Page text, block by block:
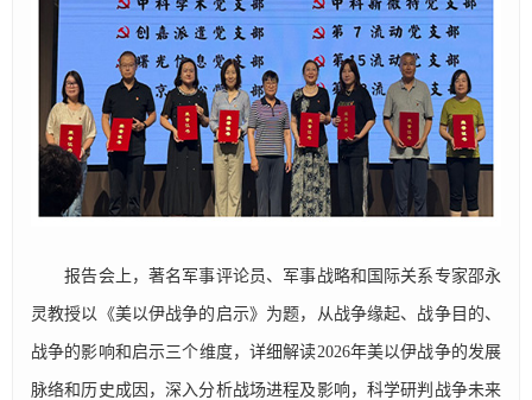
报告会上，著名军事评论员、军事战略和国际关系专家邵永
灵教授以《美以伊战争的启示》为题，从战争缘起、战争目的、
战争的影响和启示三个维度，详细解读2026年美以伊战争的发展
脉络和历史成因，深入分析战场进程及影响，科学研判战争未来